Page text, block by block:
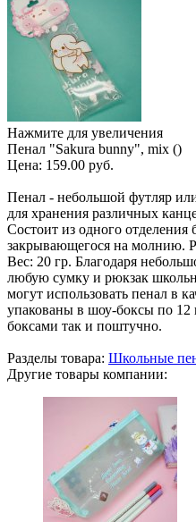
Нажмите для увеличения
Пенал "Sakura bunny", mix ()
Цена: 159.00 руб.
Пенал - небольшой футляр
для хранения различных
Состоит из одного отделения
закрывающегося на молнию.
Вес: 20 гр. Благодаря
любую сумку и рюкзак
могут использовать пенал в
упакованы в шоу-боксы по
боксами так и поштучно.
Разделы товара: Школьные
Другие товары компании: